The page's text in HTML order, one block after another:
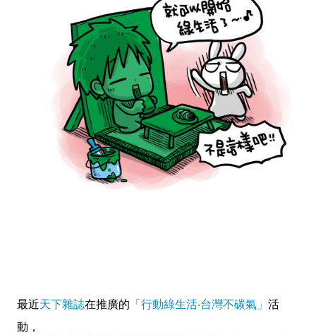
最近天下雜誌在推廣的 「行動綠生活‧台灣不碳氣」 活
動，